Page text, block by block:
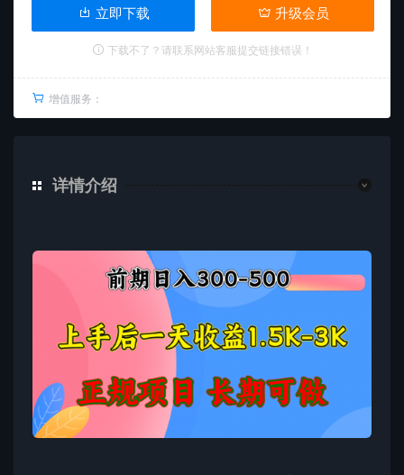
立即下载 升级会员
下载不了？请联系网站客服提交链接错误！
增值服务：
详情介绍